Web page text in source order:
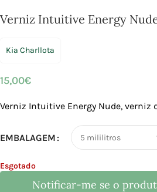
Verniz Intuitive Energy
Kia Charllota
15,00€
Verniz Intuitive Energy Nude, verniz
EMBALAGEM
Esgotado
Notificar-me se o